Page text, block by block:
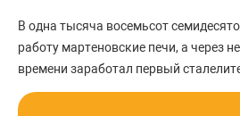
В одна тысяча восемьсот
работу мартеновские печи, а через
времени заработал первый